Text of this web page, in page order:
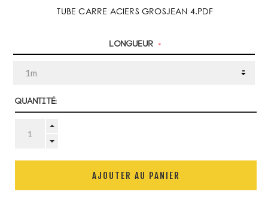
TUBE CARRE ACIERS GROSJEAN 4.PDF
Longueur *
Quantité:
AJOUTER AU PANIER